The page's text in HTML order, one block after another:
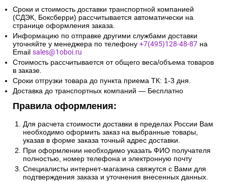
Сроки и стоимость доставки транспортной компанией
(СДЭК, Боксберри) рассчитывается автоматически на
странице оформления заказа.
Информацию по отправке другими службами доставки
уточняйте у менеджера по телефону +7(495)128-48-87 на
Email sales@1oboi.ru
Стоимость рассчитывается от общего веса/объема товаров
в заказе.
Сроки отгрузки товара до пункта приема ТК: 1-3 дня.
Доставка до транспортных компаний — Бесплатно
Правила оформления:
Для расчета стоимости доставки в пределах России Вам
необходимо оформить заказ на выбранные товары,
указав в форме заказа точный адрес доставки.
При оформлении необходимо указать ФИО получателя
полностью, номер телефона и электронную почту
Специалисты интернет-магазина свяжутся с Вами для
подтверждения заказа и уточнения внесенных данных.